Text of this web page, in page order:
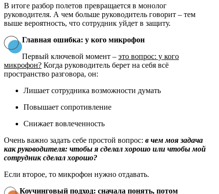
В итоге разбор полетов превращается в монолог
руководителя. А чем больше руководитель говорит – тем
выше вероятность, что сотрудник уйдет в защиту.
Главная ошибка: у кого микрофон
Первый ключевой момент – это вопрос: у кого
микрофон? Когда руководитель берет на себя всё
пространство разговора, он:
Лишает сотрудника возможности думать
Повышает сопротивление
Снижает вовлеченность
Очень важно задать себе простой вопрос: в чем моя задача
как руководителя: чтобы я сделал хорошо или чтобы мой
сотрудник сделал хорошо?
Если второе, то микрофон нужно отдавать.
Коучинговый подход: сначала понять, потом